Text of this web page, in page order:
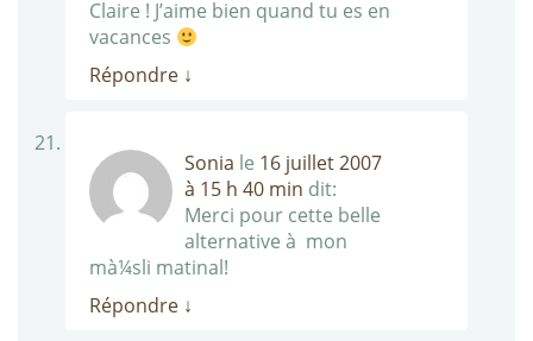
Claire ! J’aime bien quand tu es en
vacances
Répondre ↓
Sonia le 16 juillet 2007
à 15 h 40 min dit:
Merci pour cette belle
alternative à mon
mà¼sli matinal!
Répondre ↓